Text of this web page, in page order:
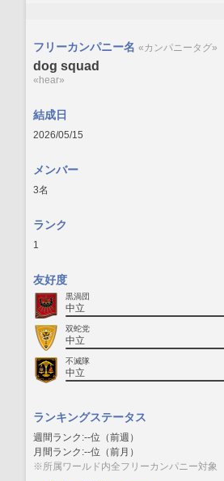
フリーカンパニー名 «カンパニータグ»
dog squad
«hear»
結成日
2026/05/15
メンバー
3名
ランク
1
友好度
黒渦団
中立
双蛇党
中立
不滅隊
中立
ランキングステータス
週間ランク:--位（前週）
月間ランク:--位（前月）
※所属ワールド内全フリーカンパニー対象